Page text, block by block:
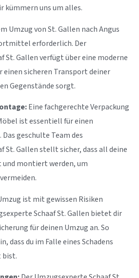
kümmern uns um alles.
Umzug von St. Gallen nach Angus
erforderlich. Der
St. Gallen verfügt über eine moderne
einen sicheren Transport deiner
Gegenstände sorgt.
Eine fachgerechte Verpackung
ist essentiell für einen
geschulte Team des
St. Gallen stellt sicher, dass all deine
und montiert werden, um
ist mit gewissen Risiken
Schaaf St. Gallen bietet dir
für deinen Umzug an. So
dass du im Falle eines Schadens
bist.